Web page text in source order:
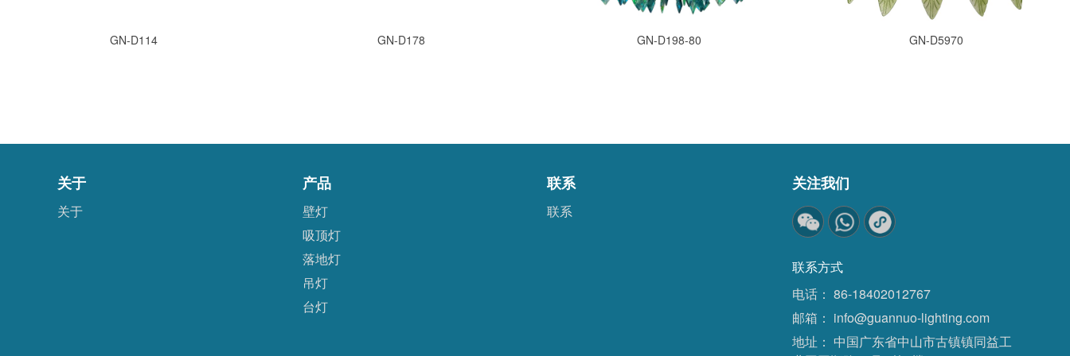
GN-D114 GN-D178 GN-D198-80 GN-D5970
关于
关于
产品
壁灯
吸顶灯
落地灯
吊灯
台灯
联系
联系
关注我们
联系方式
电话： 86-18402012767
邮箱： info@guannuo-lighting.com
地址： 中国广东省中山市古镇镇同益工